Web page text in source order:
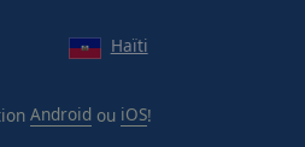
Haïti
Android ou iOS!